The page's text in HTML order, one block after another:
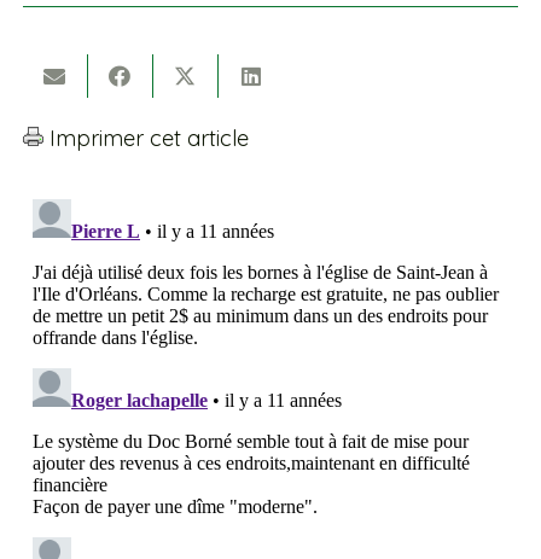
Imprimer cet article